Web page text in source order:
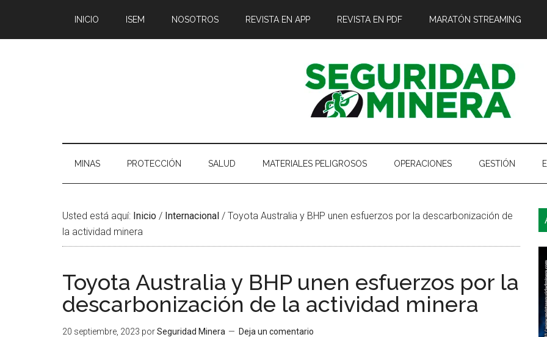
contenido
secondary
la
pie
INICIO ISEM NOSOTROS REVISTA EN APP REVISTA EN PDF MARATÓN STREAMING
MINAS PROTECCIÓN SALUD MATERIALES PELIGROSOS OPERACIONES GESTIÓN
Usted está aquí: Inicio / Internacional / Toyota Australia y BHP unen esfuerzos por la descarbonización de
la actividad minera
Toyota Australia y BHP unen esfuerzos por la
descarbonización de la actividad minera
20 septiembre, 2023 porSeguridad Minera Deja un comentario